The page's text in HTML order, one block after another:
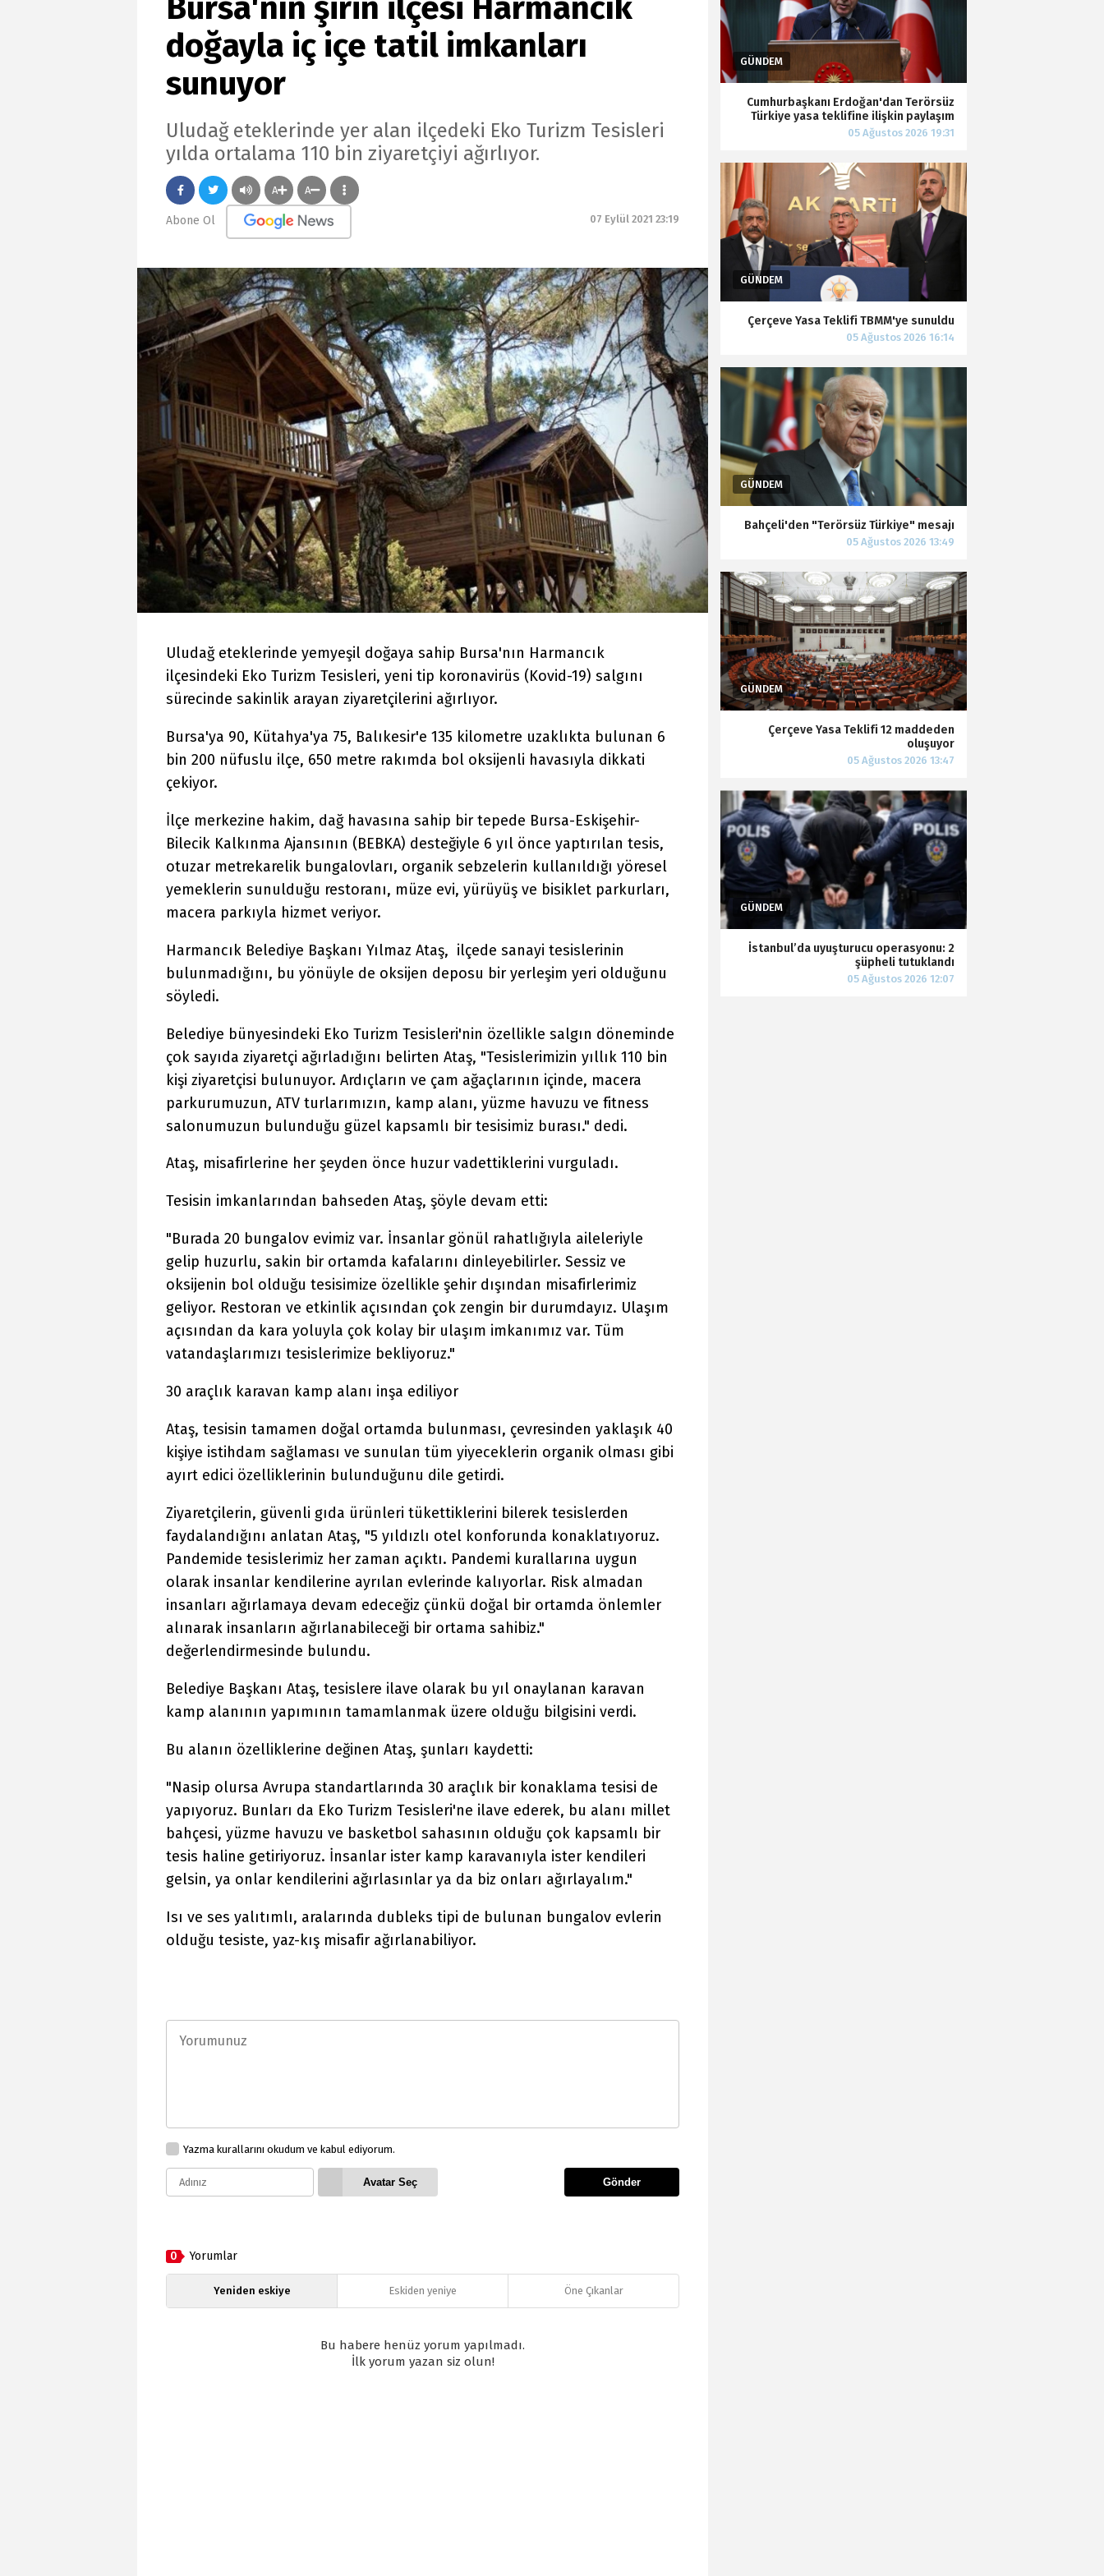
Bursa'nın şirin ilçesi Harmancık
doğayla iç içe tatil imkanları
sunuyor
Uludağ eteklerinde yer alan ilçedeki Eko Turizm Tesisleri
yılda ortalama 110 bin ziyaretçiyi ağırlıyor.
A A
Abone Ol 07 Eylül 2021 23:19
Uludağ eteklerinde yemyeşil doğaya sahip Bursa'nın Harmancık
ilçesindeki Eko Turizm Tesisleri, yeni tip koronavirüs (Kovid-19) salgını
sürecinde sakinlik arayan ziyaretçilerini ağırlıyor.
Bursa'ya 90, Kütahya'ya 75, Balıkesir'e 135 kilometre uzaklıkta bulunan 6
bin 200 nüfuslu ilçe, 650 metre rakımda bol oksijenli havasıyla dikkati
çekiyor.
İlçe merkezine hakim, dağ havasına sahip bir tepede Bursa-Eskişehir-
Bilecik Kalkınma Ajansının (BEBKA) desteğiyle 6 yıl önce yaptırılan tesis,
otuzar metrekarelik bungalovları, organik sebzelerin kullanıldığı yöresel
yemeklerin sunulduğu restoranı, müze evi, yürüyüş ve bisiklet parkurları,
macera parkıyla hizmet veriyor.
Harmancık Belediye Başkanı Yılmaz Ataş, ilçede sanayi tesislerinin
bulunmadığını, bu yönüyle de oksijen deposu bir yerleşim yeri olduğunu
söyledi.
Belediye bünyesindeki Eko Turizm Tesisleri'nin özellikle salgın döneminde
çok sayıda ziyaretçi ağırladığını belirten Ataş, "Tesislerimizin yıllık 110 bin
kişi ziyaretçisi bulunuyor. Ardıçların ve çam ağaçlarının içinde, macera
parkurumuzun, ATV turlarımızın, kamp alanı, yüzme havuzu ve fitness
salonumuzun bulunduğu güzel kapsamlı bir tesisimiz burası." dedi.
Ataş, misafirlerine her şeyden önce huzur vadettiklerini vurguladı.
Tesisin imkanlarından bahseden Ataş, şöyle devam etti:
"Burada 20 bungalov evimiz var. İnsanlar gönül rahatlığıyla aileleriyle
gelip huzurlu, sakin bir ortamda kafalarını dinleyebilirler. Sessiz ve
oksijenin bol olduğu tesisimize özellikle şehir dışından misafirlerimiz
geliyor. Restoran ve etkinlik açısından çok zengin bir durumdayız. Ulaşım
açısından da kara yoluyla çok kolay bir ulaşım imkanımız var. Tüm
vatandaşlarımızı tesislerimize bekliyoruz."
30 araçlık karavan kamp alanı inşa ediliyor
Ataş, tesisin tamamen doğal ortamda bulunması, çevresinden yaklaşık 40
kişiye istihdam sağlaması ve sunulan tüm yiyeceklerin organik olması gibi
ayırt edici özelliklerinin bulunduğunu dile getirdi.
Ziyaretçilerin, güvenli gıda ürünleri tükettiklerini bilerek tesislerden
faydalandığını anlatan Ataş, "5 yıldızlı otel konforunda konaklatıyoruz.
Pandemide tesislerimiz her zaman açıktı. Pandemi kurallarına uygun
olarak insanlar kendilerine ayrılan evlerinde kalıyorlar. Risk almadan
insanları ağırlamaya devam edeceğiz çünkü doğal bir ortamda önlemler
alınarak insanların ağırlanabileceği bir ortama sahibiz."
değerlendirmesinde bulundu.
Belediye Başkanı Ataş, tesislere ilave olarak bu yıl onaylanan karavan
kamp alanının yapımının tamamlanmak üzere olduğu bilgisini verdi.
Bu alanın özelliklerine değinen Ataş, şunları kaydetti:
"Nasip olursa Avrupa standartlarında 30 araçlık bir konaklama tesisi de
yapıyoruz. Bunları da Eko Turizm Tesisleri'ne ilave ederek, bu alanı millet
bahçesi, yüzme havuzu ve basketbol sahasının olduğu çok kapsamlı bir
tesis haline getiriyoruz. İnsanlar ister kamp karavanıyla ister kendileri
gelsin, ya onlar kendilerini ağırlasınlar ya da biz onları ağırlayalım."
Isı ve ses yalıtımlı, aralarında dubleks tipi de bulunan bungalov evlerin
olduğu tesiste, yaz-kış misafir ağırlanabiliyor.
Yazma kurallarını okudum ve kabul ediyorum.
Avatar Seç Gönder
0 Yorumlar
Yeniden eskiye Eskiden yeniye Öne Çıkanlar
Bu habere henüz yorum yapılmadı.
İlk yorum yazan siz olun!
Cumhurbaşkanı Erdoğan'dan Terörsüz
Türkiye yasa teklifine ilişkin paylaşım
Çerçeve Yasa Teklifi TBMM'ye sunuldu
Bahçeli'den "Terörsüz Türkiye" mesajı
Çerçeve Yasa Teklifi 12 maddeden
oluşuyor
İstanbul’da uyuşturucu operasyonu: 2
şüpheli tutuklandı